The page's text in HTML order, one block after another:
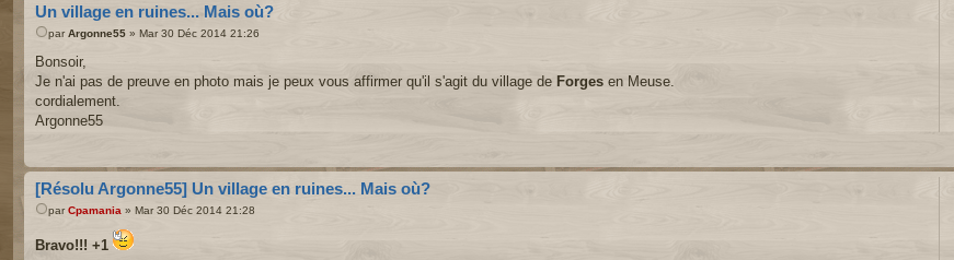
Un village en ruines... Mais où?
parArgonne55 » Mar 30 Déc 2014 21:26
Bonsoir,
Je n'ai pas de preuve en photo mais je peux vous affirmer qu'il s'agit du village de Forges en Meuse.
cordialement.
Argonne55
[Résolu Argonne55] Un village en ruines... Mais où?
parCpamania » Mar 30 Déc 2014 21:28
Bravo!!! +1